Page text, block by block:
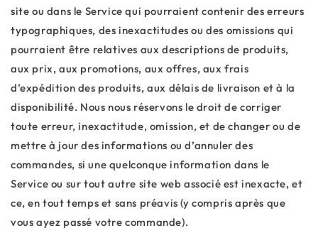
site ou dans le Service qui pourraient contenir des erreurs
typographiques, des inexactitudes ou des omissions qui
pourraient être relatives aux descriptions de produits,
aux prix, aux promotions, aux offres, aux frais
d’expédition des produits, aux délais de livraison et à la
disponibilité. Nous nous réservons le droit de corriger
toute erreur, inexactitude, omission, et de changer ou de
mettre à jour des informations ou d’annuler des
commandes, si une quelconque information dans le
Service ou sur tout autre site web associé est inexacte, et
ce, en tout temps et sans préavis (y compris après que
vous ayez passé votre commande).